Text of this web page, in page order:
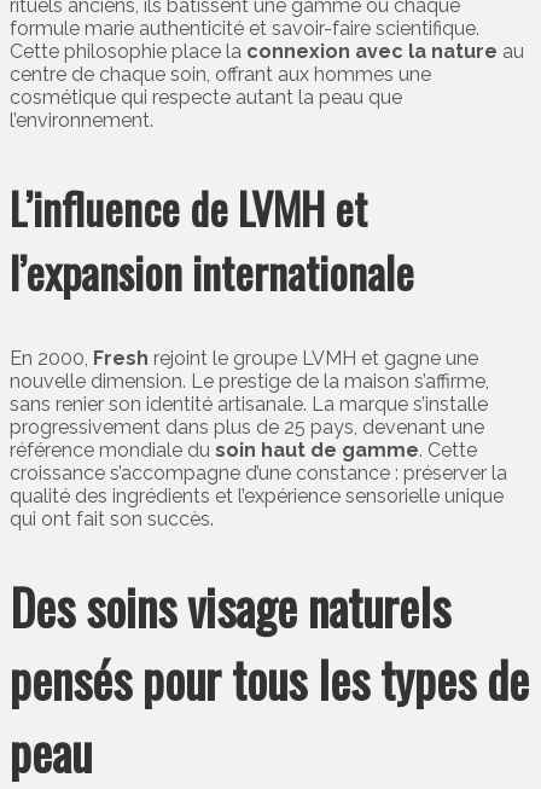
rituels anciens, ils bâtissent une gamme où chaque
formule marie authenticité et savoir-faire scientifique.
Cette philosophie place la connexion avec la nature au
centre de chaque soin, offrant aux hommes une
cosmétique qui respecte autant la peau que
l’environnement.
L’influence de LVMH et
l’expansion internationale
En 2000, Fresh rejoint le groupe LVMH et gagne une
nouvelle dimension. Le prestige de la maison s’affirme,
sans renier son identité artisanale. La marque s’installe
progressivement dans plus de 25 pays, devenant une
référence mondiale du soin haut de gamme. Cette
croissance s’accompagne d’une constance : préserver la
qualité des ingrédients et l’expérience sensorielle unique
qui ont fait son succès.
Des soins visage naturels
pensés pour tous les types de
peau